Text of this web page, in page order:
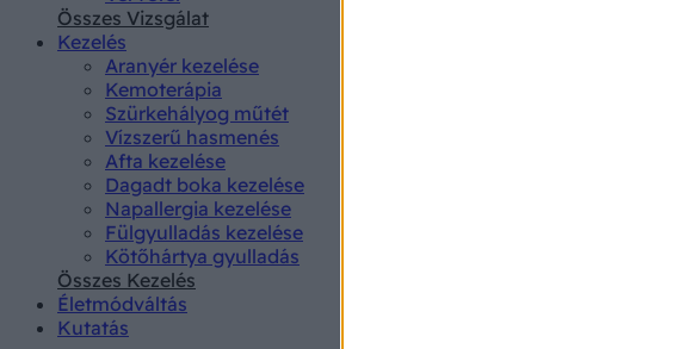
Összes Vizsgálat
Kezelés
Aranyér kezelése
Kemoterápia
Szürkehályog műtét
Vízszerű hasmenés
Afta kezelése
Dagadt boka kezelése
Napallergia kezelése
Fülgyulladás kezelése
Kötőhártya gyulladás
Összes Kezelés
Életmódváltás
Kutatás